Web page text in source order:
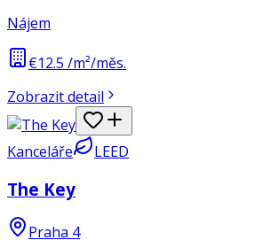
Nájem
€12.5 /m²/měs.
Zobrazit detail
Kanceláře LEED
The Key
Praha 4